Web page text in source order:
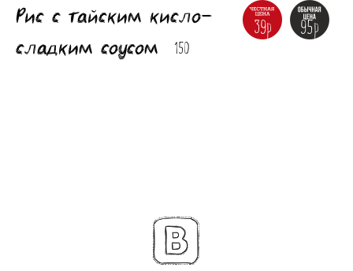
95р
39р
Рис с тайским кисло-
сладким соусом
150